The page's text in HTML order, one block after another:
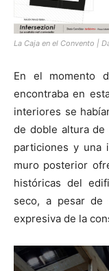
La Caja en el Convento |
En el momento
encontraba en
interiores se
de doble altura de
particiones y una
muro posterior
históricas del
seco, a pesar de
expresiva de la